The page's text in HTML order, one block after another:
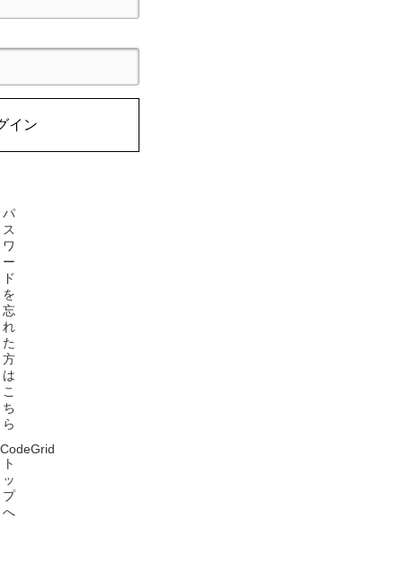
イン
パ
ス
ワ
ー
ド
を
忘
れ
た
方
は
こ
ち
ら
CodeGrid
ト
ッ
プ
へ